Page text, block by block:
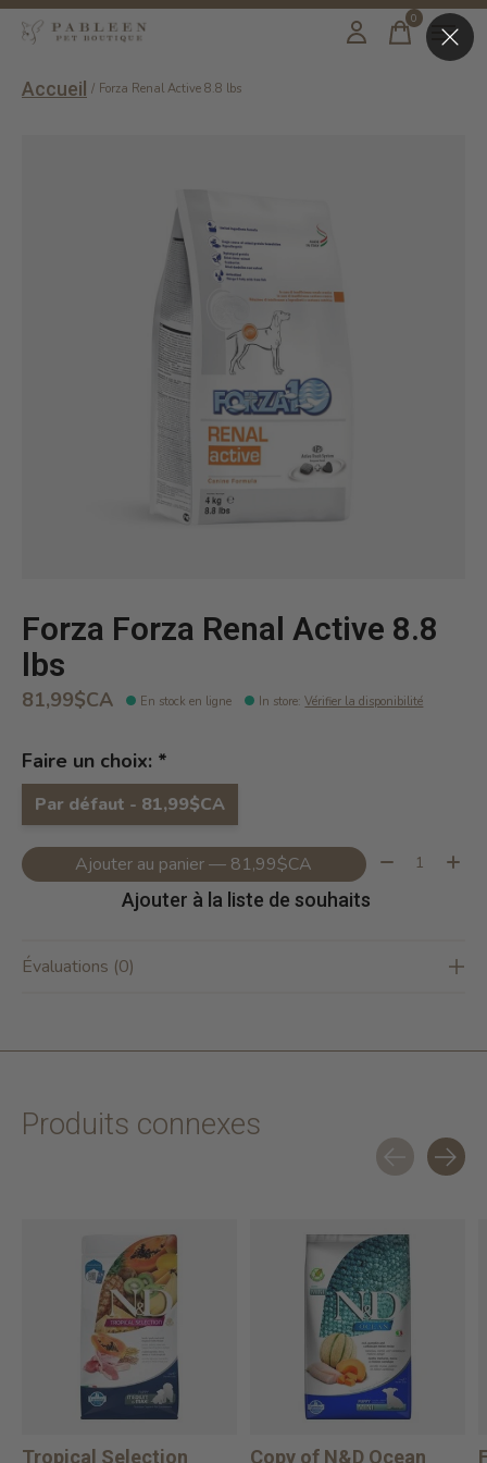
0items
Accueil / Forza Renal Active 8.8 lbs
Forza Forza Renal Active 8.8
lbs
81,99$CA En stock en ligne In store:Vérifier la disponibilité
Faire un choix: *
Par défaut - 81,99$CA
Ajouter au panier — 81,99$CA Quantité:
Ajouter à la liste de souhaits
Évaluations (0)
Produits connexes
Tropical Selection
Copy of N&D Ocean